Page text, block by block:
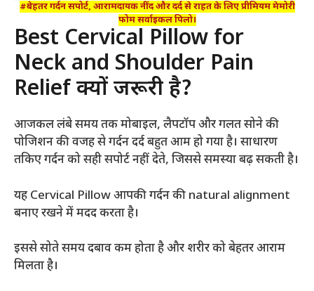
#बेहतर गर्दन सपोर्ट, आरामदायक नींद और दर्द से राहत के लिए प्रीमियम मेमोरी
फोम सर्वाइकल पिलो।
Best Cervical Pillow for
Neck and Shoulder Pain
Relief क्यों जरूरी है?
आजकल लंबे समय तक मोबाइल, लैपटॉप और गलत सोने की
पोजिशन की वजह से गर्दन दर्द बहुत आम हो गया है। साधारण
तकिए गर्दन को सही सपोर्ट नहीं देते, जिससे समस्या बढ़ सकती है।
यह Cervical Pillow आपकी गर्दन की natural alignment
बनाए रखने में मदद करता है।
इससे सोते समय दबाव कम होता है और शरीर को बेहतर आराम
मिलता है।